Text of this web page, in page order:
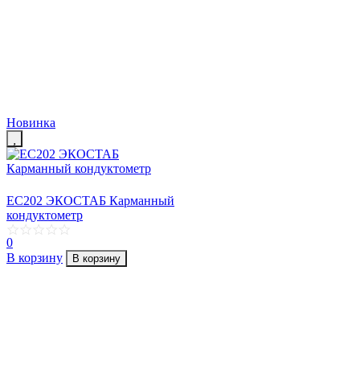
Новинка
EC202 ЭКОСТАБ Карманный
кондуктометр
0
В корзину
В корзину